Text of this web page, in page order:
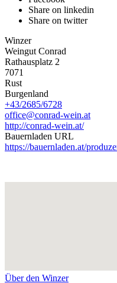
Share on linkedin
Share on twitter
Winzer
Weingut Conrad
Rathausplatz 2
7071
Rust
Burgenland
+43/2685/6728
office@conrad-wein.at
http://conrad-wein.at/
Bauernladen URL
https://bauernladen.at/
Über den Winzer